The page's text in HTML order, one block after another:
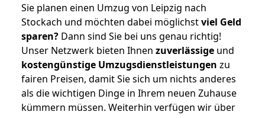
Sie planen einen Umzug von Leipzig nach
Stockach und möchten dabei möglichstviel Geld
sparen? Dann sind Sie bei uns genau richtig!
Unser Netzwerk bieten Ihnen zuverlässige und
kostengünstige Umzugsdienstleistungen zu
fairen Preisen, damit Sie sich um nichts anderes
als die wichtigen Dinge in Ihrem neuen Zuhause
kümmern müssen. Weiterhin verfügen wir über